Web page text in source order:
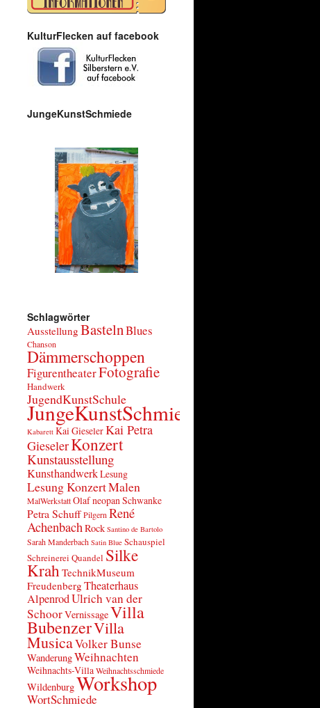
KulturFlecken auf facebook
JungeKunstSchmiede
Schlagwörter
Ausstellung BastelnBlues
Chanson
Dämmerschoppen
FigurentheaterFotografie
Handwerk
JugendKunstSchule
JungeKunstSchmiede
Kabarett Kai GieselerKai Petra
GieselerKonzert
Kunstausstellung
KunsthandwerkLesung
Lesung KonzertMalen
MalWerkstattOlaf neopan Schwanke
Petra SchuffPilgern René
AchenbachRock Santino de Bartolo
Sarah Manderbach Satin Blue Schauspiel
Schreinerei Quandel Silke
KrahTechnikMuseum
Freudenberg Theaterhaus
AlpenrodUlrich van der
SchoorVernissageVilla
BubenzerVilla
MusicaVolker Bunse
WanderungWeihnachten
Weihnachts-VillaWeihnachtsschmiede
WildenburgWorkshop
WortSchmiede